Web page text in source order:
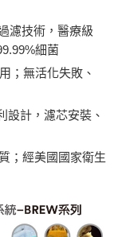
濾技術，醫療級
細菌
；無活化失敗、
設計，濾芯安裝、
；經美國國家衛生